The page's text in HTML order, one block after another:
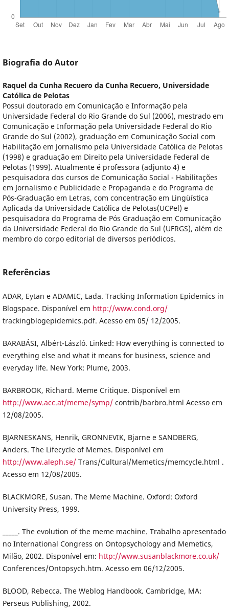
Biografia do Autor
Raquel da Cunha Recuero da Cunha Recuero, Universidade
Católica de Pelotas
Possui doutorado em Comunicação e Informação pela
Universidade Federal do Rio Grande do Sul (2006), mestrado em
Comunicação e Informação pela Universidade Federal do Rio
Grande do Sul (2002), graduação em Comunicação Social com
Habilitação em Jornalismo pela Universidade Católica de Pelotas
(1998) e graduação em Direito pela Universidade Federal de
Pelotas (1999). Atualmente é professora (adjunto 4) e
pesquisadora dos cursos de Comunicação Social - Habilitações
em Jornalismo e Publicidade e Propaganda e do Programa de
Pós-Graduação em Letras, com concentração em Lingüística
Aplicada da Universidade Católica de Pelotas(UCPel) e
pesquisadora do Programa de Pós Graduação em Comunicação
da Universidade Federal do Rio Grande do Sul (UFRGS), além de
membro do corpo editorial de diversos periódicos.
Referências
ADAR, Eytan e ADAMIC, Lada. Tracking Information Epidemics in
Blogspace. Disponível em http://www.cond.org/
trackingblogepidemics.pdf. Acesso em 05/ 12/2005.
BARABÁSI, Albért-László. Linked: How everything is connected to
everything else and what it means for business, science and
everyday life. New York: Plume, 2003.
BARBROOK, Richard. Meme Critique. Disponível em
http://www.acc.at/meme/symp/contrib/barbro.html Acesso em
12/08/2005.
BJARNESKANS, Henrik, GRONNEVIK, Bjarne e SANDBERG,
Anders. The Lifecycle of Memes. Disponível em
http://www.aleph.se/Trans/Cultural/Memetics/memcycle.html .
Acesso em 12/08/2005.
BLACKMORE, Susan. The Meme Machine. Oxford: Oxford
University Press, 1999.
_____. The evolution of the meme machine. Trabalho apresentado
no International Congress on Ontopsychology and Memetics,
Milão, 2002. Disponível em: http://www.susanblackmore.co.uk/
Conferences/Ontopsych.htm. Acesso em 06/12/2005.
BLOOD, Rebecca. The Weblog Handbook. Cambridge, MA:
Perseus Publishing, 2002.